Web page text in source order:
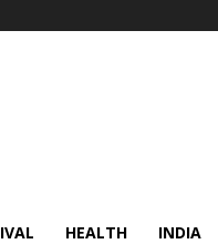
HEALTH INDIA